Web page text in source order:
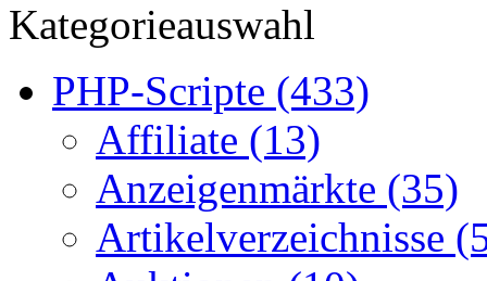
Kategorieauswahl
PHP-Scripte (433)
Affiliate (13)
Anzeigenmärkte (35)
Artikelverzeichnisse